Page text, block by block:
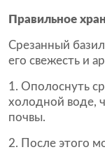
Правильное
Срезанный
его свежесть и
Ополоснуть
холодной воде,
почвы.
После этого